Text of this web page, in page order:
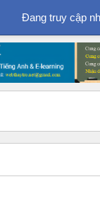
cạnhĐang truy cập